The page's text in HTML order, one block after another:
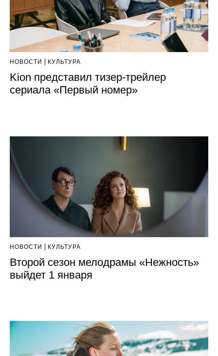
НОВОСТИ КУЛЬТУРА
Kion представил тизер-трейлер
сериала «Первый номер»
НОВОСТИ КУЛЬТУРА
Второй сезон мелодрамы «Нежность»
выйдет 1 января